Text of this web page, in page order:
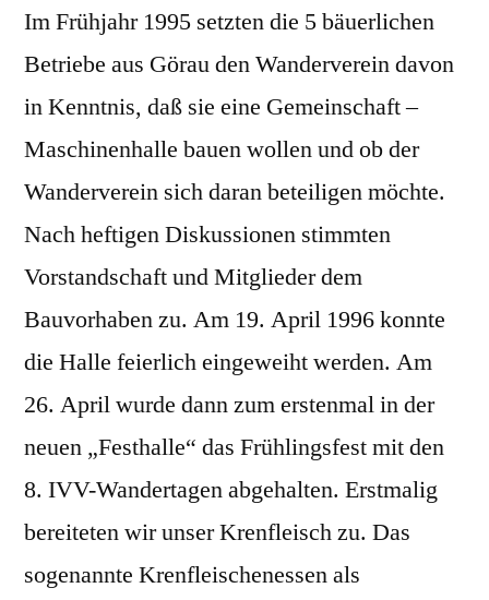
Im Frühjahr 1995 setzten die 5 bäuerlichen
Betriebe aus Görau den Wanderverein davon
in Kenntnis, daß sie eine Gemeinschaft –
Maschinenhalle bauen wollen und ob der
Wanderverein sich daran beteiligen möchte.
Nach heftigen Diskussionen stimmten
Vorstandschaft und Mitglieder dem
Bauvorhaben zu. Am 19. April 1996 konnte
die Halle feierlich eingeweiht werden. Am
26. April wurde dann zum erstenmal in der
neuen „Festhalle“ das Frühlingsfest mit den
8. IVV-Wandertagen abgehalten. Erstmalig
bereiteten wir unser Krenfleisch zu. Das
sogenannte Krenfleischenessen als